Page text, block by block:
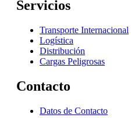
Servicios
Transporte Internacional
Logística
Distribución
Cargas Peligrosas
Contacto
Datos de Contacto